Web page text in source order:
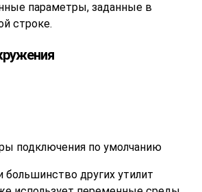
параметры, заданные в
строке.
подключения по умолчанию
большинство других утилит